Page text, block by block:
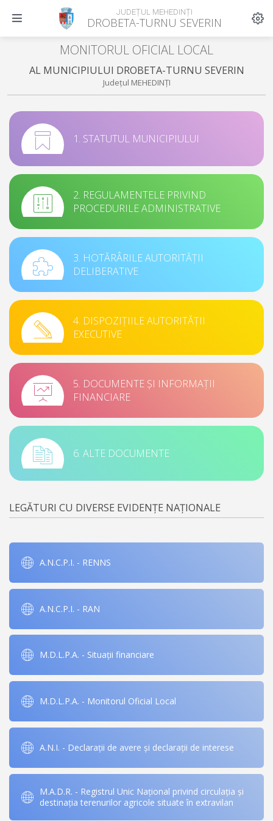
JUDEȚUL MEHEDINȚI
DROBETA-TURNU SEVERIN
MONITORUL OFICIAL LOCAL
AL MUNICIPIULUI DROBETA-TURNU SEVERIN
Județul MEHEDINȚI
1. STATUTUL MUNICIPIULUI
2. REGULAMENTELE PRIVIND
PROCEDURILE ADMINISTRATIVE
3. HOTĂRÂRILE AUTORITĂȚII
DELIBERATIVE
4. DISPOZIȚIILE AUTORITĂȚII
EXECUTIVE
5. DOCUMENTE ȘI INFORMAȚII
FINANCIARE
6. ALTE DOCUMENTE
LEGĂTURI CU DIVERSE EVIDENȚE NAȚIONALE
A.N.C.P.I. - RENNS
A.N.C.P.I. - RAN
M.D.L.P.A. - Situații financiare
M.D.L.P.A. - Monitorul Oficial Local
A.N.I. - Declarații de avere și declarații de interese
M.A.D.R. - Registrul Unic Național privind circulația și
destinația terenurilor agricole situate în extravilan